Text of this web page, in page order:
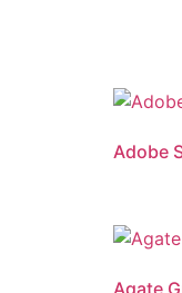
Adobe
Agate